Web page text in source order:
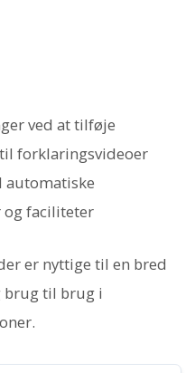
ved at tilføje
forklaringsvideoer
automatiske
faciliteter
er nyttige til en bred
brug til brug i